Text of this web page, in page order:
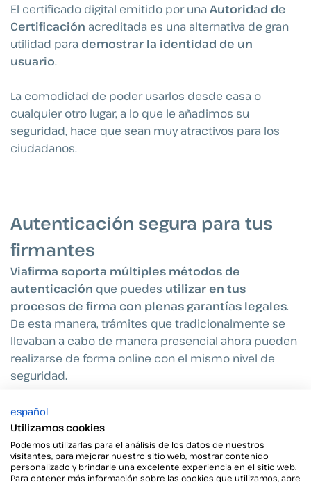
El certificado digital emitido por una Autoridad de
Certificación acreditada es una alternativa de gran
utilidad para demostrar la identidad de un
usuario.
La comodidad de poder usarlos desde casa o
cualquier otro lugar, a lo que le añadimos su
seguridad, hace que sean muy atractivos para los
ciudadanos.
Autenticación segura para tus
firmantes
Viafirma soporta múltiples métodos de
autenticación que puedes utilizar en tus
procesos de firma con plenas garantías legales.
De esta manera, trámites que tradicionalmente se
llevaban a cabo de manera presencial ahora pueden
realizarse de forma online con el mismo nivel de
seguridad.
Comienza hoy a
desde cualquier parte
innecesariosyreduce el consumo de papel
contribuyendo a un entorno más sostenible.
español
Utilizamos cookies
Podemos utilizarlas para el análisis de los datos de nuestros
visitantes, para mejorar nuestro sitio web, mostrar contenido
personalizado y brindarle una excelente experiencia en el sitio web.
Para obtener más información sobre las cookies que utilizamos, abre